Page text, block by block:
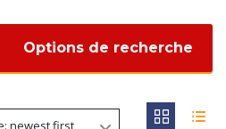
Options de recherche
newest first